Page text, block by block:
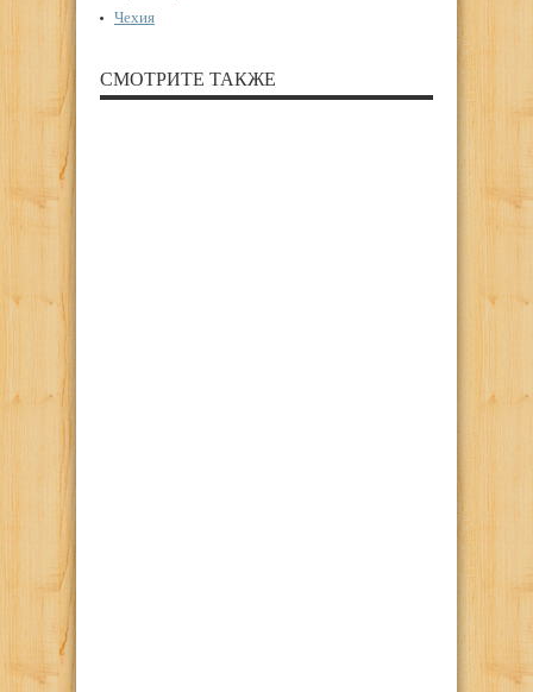
Чехия
СМОТРИТЕ ТАКЖЕ